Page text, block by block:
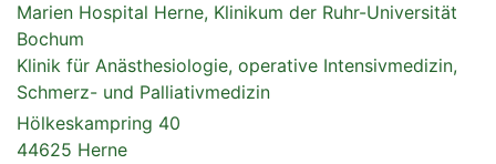
Marien Hospital Herne, Klinikum der Ruhr-Universität
Bochum
Klinik für Anästhesiologie, operative Intensivmedizin,
Schmerz- und Palliativmedizin
Hölkeskampring 40
44625 Herne